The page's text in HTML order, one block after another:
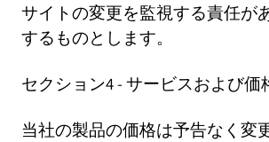
サイトの変更を監視する責任が
するものとします。
セクション4 - サービスおよび価
当社の製品の価格は予告なく変